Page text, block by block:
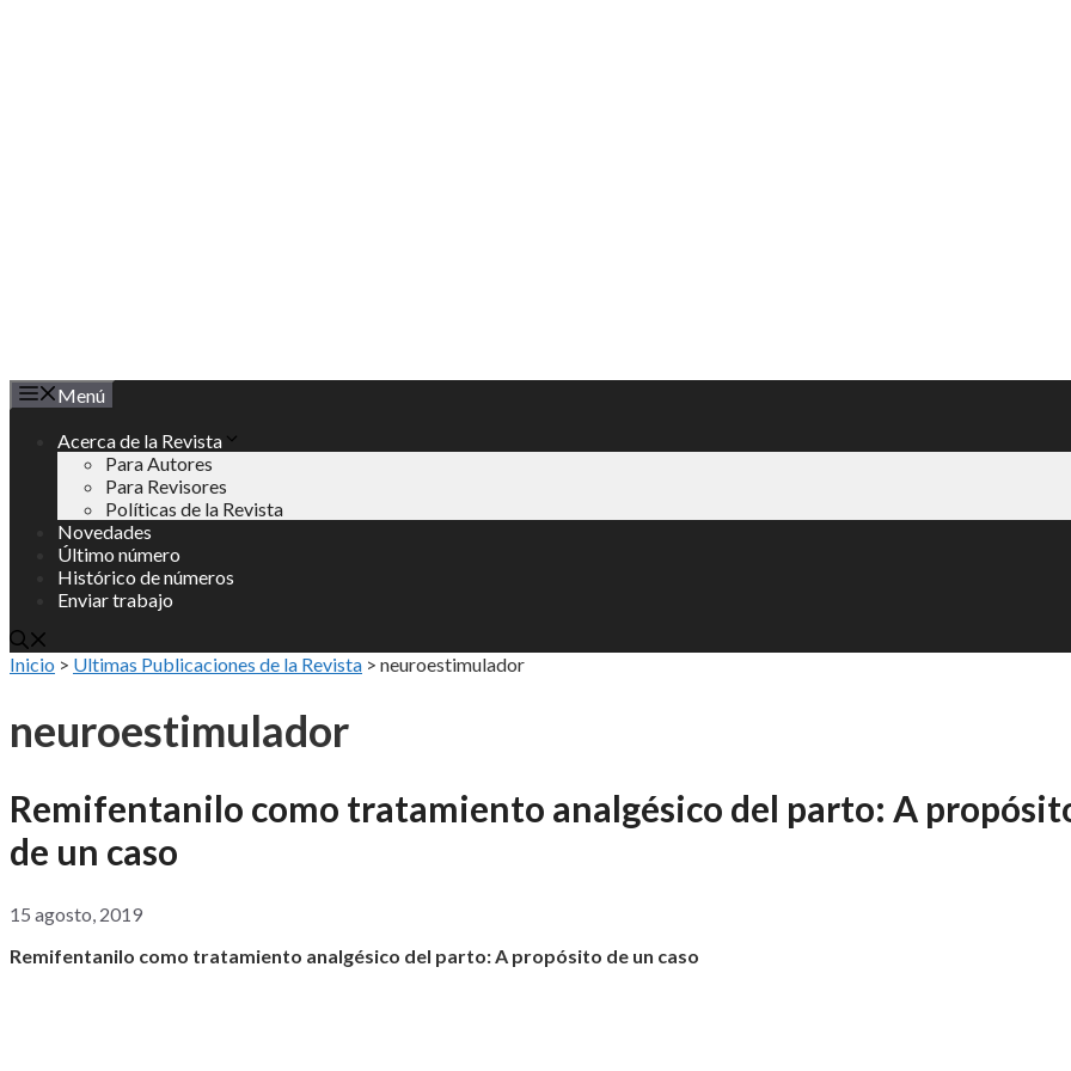
Menú
Acerca de la Revista
Para Autores
Para Revisores
Políticas de la Revista
Novedades
Último número
Histórico de números
Enviar trabajo
Inicio > Ultimas Publicaciones de la Revista > neuroestimulador
neuroestimulador
Remifentanilo como tratamiento analgésico del parto: A
de un caso
15 agosto, 2019
Remifentanilo como tratamiento analgésico del parto: A propósito de un caso